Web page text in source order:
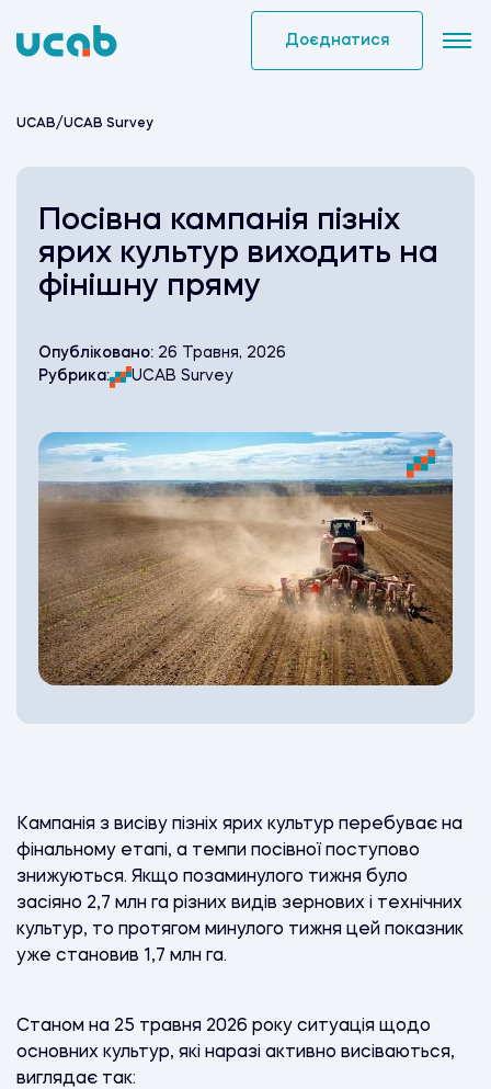
to
Доєднатися
UCAB/UCAB Survey
Посівна кампанія пізніх
ярих культур виходить на
фінішну пряму
Опубліковано: 26 Травня, 2026
Рубрика:
UCAB Survey
Кампанія з висіву пізніх ярих культур перебуває на
фінальному етапі, а темпи посівної поступово
знижуються. Якщо позаминулого тижня було
засіяно 2,7 млн га різних видів зернових і технічних
культур, то протягом минулого тижня цей показник
уже становив 1,7 млн га.
Станом на 25 травня 2026 року ситуація щодо
основних культур, які наразі активно висіваються,
виглядає так: